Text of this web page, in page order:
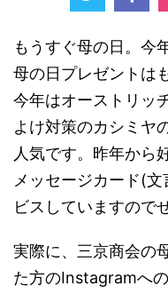
もうすぐ母の日。今
母の日プレゼントは
今年はオーストリッ
よけ対策のカシミヤ
人気です。昨年から
メッセージカード(
ビスしていますので
実際に、三京商会の
た方のInstagramへ